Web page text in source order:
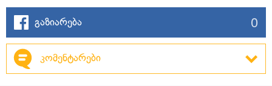
გაზიარება 0
კომენტარები